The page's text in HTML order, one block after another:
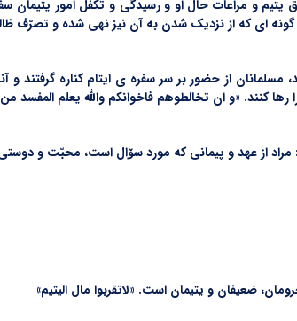
یتیم و مراعات حال او و رسیدگی و تکفّل امور یتیمان
ای که از نزدیک شدن به آن نیز نهی شده و تصرّف
مسلمانان از حضور بر سر سفره ی ایتام کناره گرفتند
رها کنند. «و ان تخالطوهم فاخوانکم واللّه یعلم المفسد من
از عهد و پیمانی که مورد سۆال است، محبّت و دوستی